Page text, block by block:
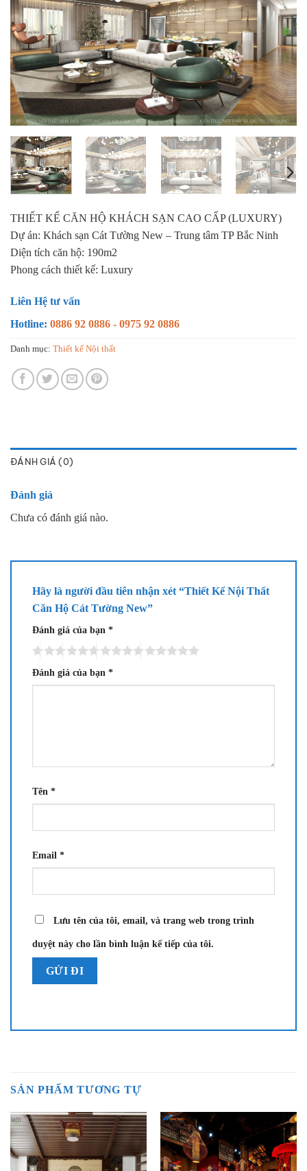
THIẾT KẾ CĂN HỘ KHÁCH SẠN CAO CẤP (LUXURY)
Dự án: Khách sạn Cát Tường New – Trung tâm TP Bắc Ninh
Diện tích căn hộ: 190m2
Phong cách thiết kế: Luxury
Liên Hệ tư vấn
Hotline: 0886 92 0886 - 0975 92 0886
Danh mục: Thiết kế Nội thất
ĐÁNH GIÁ (0)
Đánh giá
Chưa có đánh giá nào.
Hãy là người đầu tiên nhận xét “Thiết Kế Nội Thất
Căn Hộ Cát Tường New”
Đánh giá của bạn *
Đánh giá của bạn *
Tên *
Email *
Lưu tên của tôi, email, và trang web trong trình
duyệt này cho lần bình luận kế tiếp của tôi.
SẢN PHẨM TƯƠNG TỰ